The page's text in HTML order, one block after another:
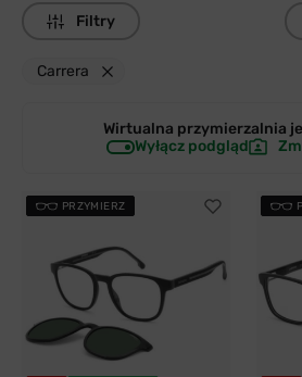
Filtry
Carrera
Wirtualna przymierzalnia
Wyłącz podgląd
PRZYMIERZ